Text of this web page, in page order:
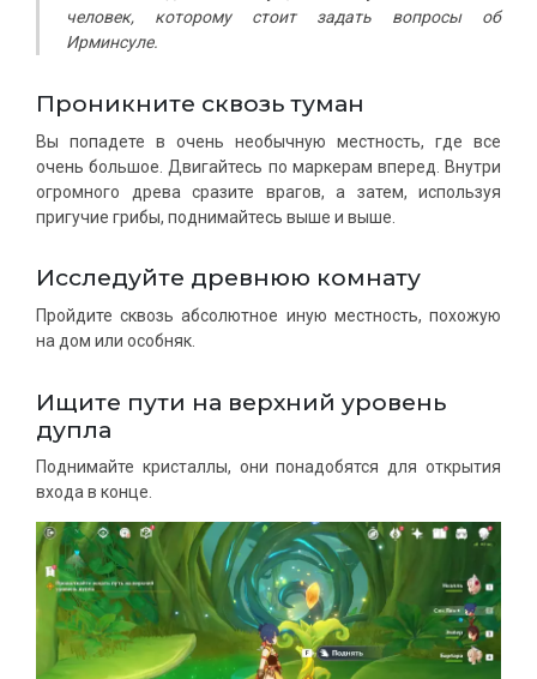
человек, которому стоит задать вопросы об
Ирминсуле.
Проникните сквозь туман
Вы попадете в очень необычную местность, где все
очень большое. Двигайтесь по маркерам вперед. Внутри
огромного древа сразите врагов, а затем, используя
пригучие грибы, поднимайтесь выше и выше.
Исследуйте древнюю комнату
Пройдите сквозь абсолютное иную местность, похожую
на дом или особняк.
Ищите пути на верхний уровень
дупла
Поднимайте кристаллы, они понадобятся для открытия
входа в конце.